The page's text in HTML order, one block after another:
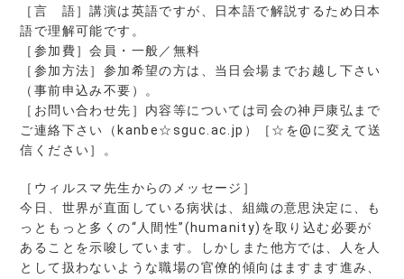
［言 語］講演は英語ですが、日本語で解説するため日本
語で理解可能です。
［参加費］会員・一般／無料
［参加方法］参加希望の方は、当日会場までお越し下さい
（事前申込み不要）。
［お問い合わせ先］内容等については司会の神戸康弘まで
ご連絡下さい（kanbe☆sguc.ac.jp）［☆を@に変えて送
信ください］。
［ウィルスマ先生からのメッセージ］
今日、世界が直面している病状は、組織の意思決定に、も
っともっと多くの“人間性”(humanity)を取り込む必要が
あることを示唆しています。しかしまた他方では、人を人
として扱わないような職場の官僚的傾向はますます進み、